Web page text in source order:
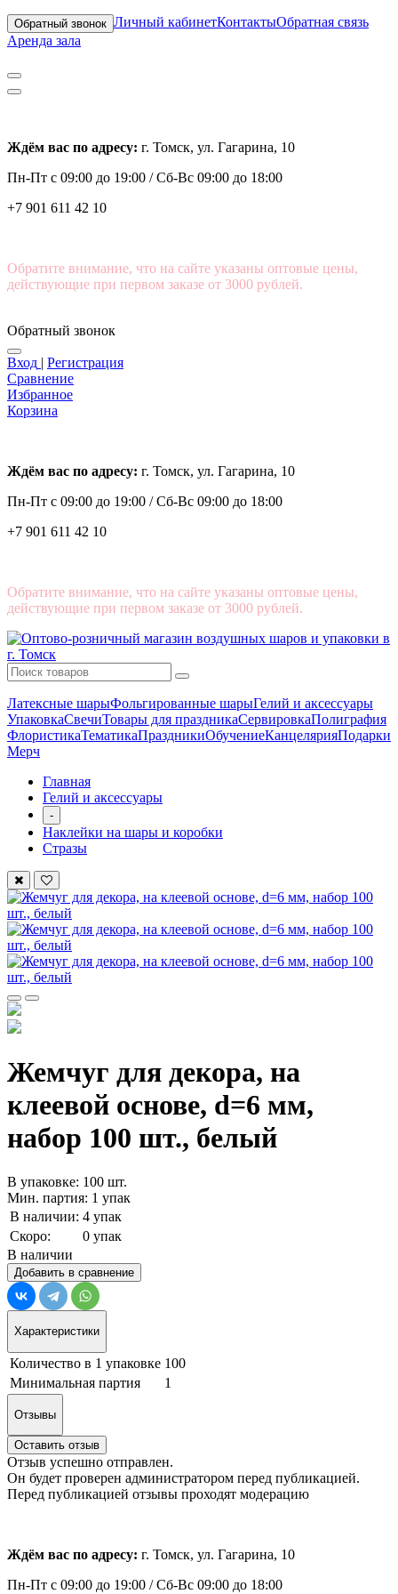
Обратный звонок Личный кабинетКонтактыОбратная связь
Аренда зала
Ждём вас по адресу: г. Томск, ул. Гагарина, 10
Пн-Пт с 09:00 до 19:00 /Сб-Вс 09:00 до 18:00
+7 901 611 42 10
Обратите внимание, что на сайте указаны оптовые цены,
действующие при первом заказе от 3000 рублей.
Обратный звонок
Вход | Регистрация
Сравнение
Избранное
Корзина
Ждём вас по адресу: г. Томск, ул. Гагарина, 10
Пн-Пт с 09:00 до 19:00 /Сб-Вс 09:00 до 18:00
+7 901 611 42 10
Обратите внимание, что на сайте указаны оптовые цены,
действующие при первом заказе от 3000 рублей.
Латексные шарыФольгированные шарыГелий и аксессуары
УпаковкаСвечиТовары для праздникаСервировкаПолиграфия
ФлористикаТематикаПраздникиОбучениеКанцелярияПодарки
Мерч
Главная
Гелий и аксессуары
-
Наклейки на шары и коробки
Стразы
Жемчуг для декора, на
клеевой основе, d=6 мм,
набор 100 шт., белый
В упаковке: 100 шт.
Мин. партия: 1 упак
В наличии: 4 упак
Скоро:
0 упак
В наличии
Добавить в сравнение
Характеристики
Количество в 1 упаковке 100
Минимальная партия
1
Отзывы
Оставить отзыв
Отзыв успешно отправлен.
Он будет проверен администратором перед публикацией.
Перед публикацией отзывы проходят модерацию
Ждём вас по адресу: г. Томск, ул. Гагарина, 10
Пн-Пт с 09:00 до 19:00 /Сб-Вс 09:00 до 18:00